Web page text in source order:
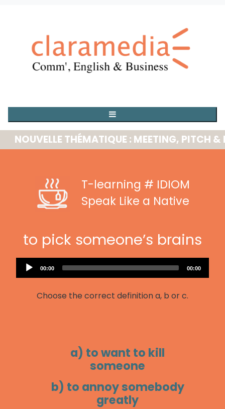
THÉMATIQUE : MEETING, PITCH &
T-learning # IDIOM
Speak Like a Native
to pick someone’s brains
Audio
Player
Current
00:00
Total
00:00
Choose the correct definition a, b or c.
a) to want to kill
someone
b) to annoy somebody
greatly